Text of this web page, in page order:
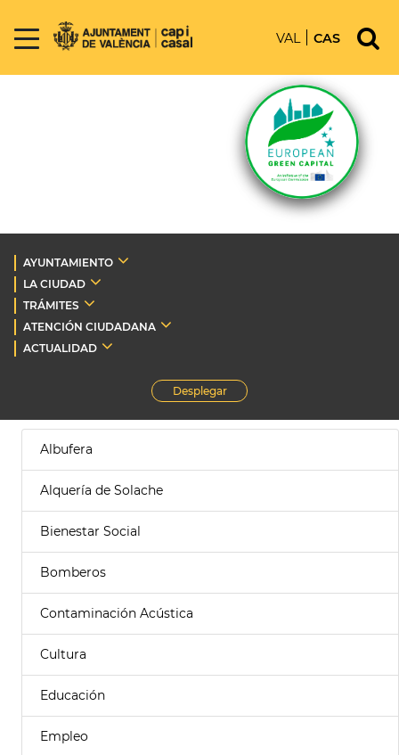
VAL CAS
AYUNTAMIENTO
LA CIUDAD
TRÁMITES
ATENCIÓN CIUDADANA
ACTUALIDAD
Desplegar
Albufera
Alquería de Solache
Bienestar Social
Bomberos
Contaminación Acústica
Cultura
Educación
Empleo